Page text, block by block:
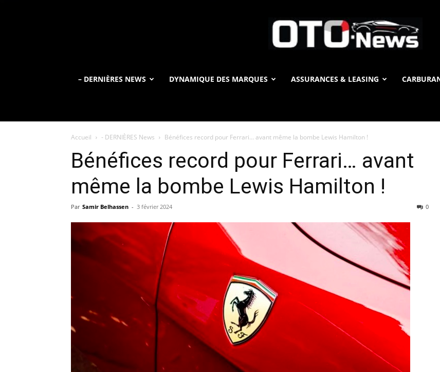
OTO
– DERNIÈRES NEWS DYNAMIQUE DES MARQUES ASSURANCES & LEASING
Accueil - DERNIÈRES News Bénéfices record pour Ferrari… avant même la bombe Lewis Hamilton !
Bénéfices record pour Ferrari… avant
même la bombe Lewis Hamilton !
Par Samir Belhassen - 3 février 2024 0